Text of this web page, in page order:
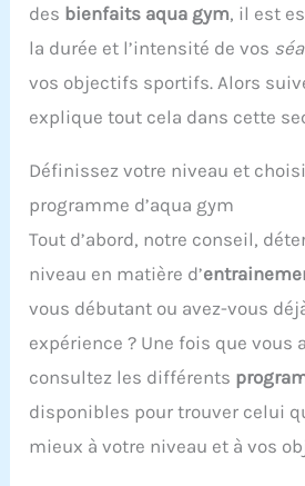
des bienfaits aqua gym, il est
la durée et l’intensité de vos
vos objectifs sportifs. Alors
explique tout cela dans cette
Définissez votre niveau et
programme d’aqua gym
Tout d’abord, notre conseil,
niveau en matière d’
vous débutant ou avez-vous
expérience ? Une fois que vous
consultez les différents
disponibles pour trouver celui
mieux à votre niveau et à vos